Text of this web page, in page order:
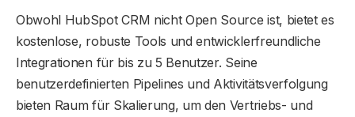
Obwohl HubSpot CRM nicht Open Source ist, bietet es
kostenlose, robuste Tools und entwicklerfreundliche
Integrationen für bis zu 5 Benutzer. Seine
benutzerdefinierten Pipelines und Aktivitätsverfolgung
bieten Raum für Skalierung, um den Vertriebs- und